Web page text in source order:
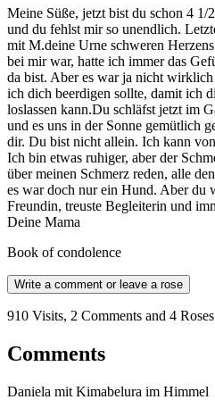
Meine Süße, jetzt bist du schon 4 1/
und du fehlst mir so unendlich.
mit M.deine Urne schweren
bei mir war, hatte ich immer das
da bist. Aber es war ja nicht
ich dich beerdigen sollte, damit ich
loslassen kann.Du schläfst jetzt im
und es uns in der Sonne gemütlich
dir. Du bist nicht allein. Ich kann
Ich bin etwas ruhiger, aber der
über meinen Schmerz reden, alle
es war doch nur ein Hund. Aber du
Freundin, treuste Begleiterin und
Deine Mama
Book of condolence
Write a comment or leave a rose
910 Visits, 2 Comments and 4 Roses
Comments
Daniela mit Kimabelura im Himmel